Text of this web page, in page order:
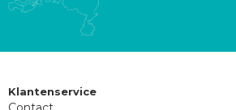
Klantenservice